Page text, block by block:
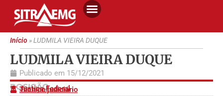
Início»LUDMILA VIEIRA DUQUE
LUDMILA VIEIRA DUQUE
Publicado em 15/12/2021
POSIÇÃO
Justiça Federal
Técnico judiciário